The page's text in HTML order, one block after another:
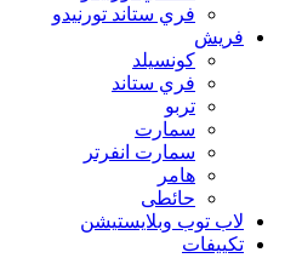
فري ستاند تورنيدو
فريش
كونسيلد
فري ستاند
تربو
سمارت
سمارت انفرتر
هامر
حائطى
لاب توب وبلايستيشن
تكييفات